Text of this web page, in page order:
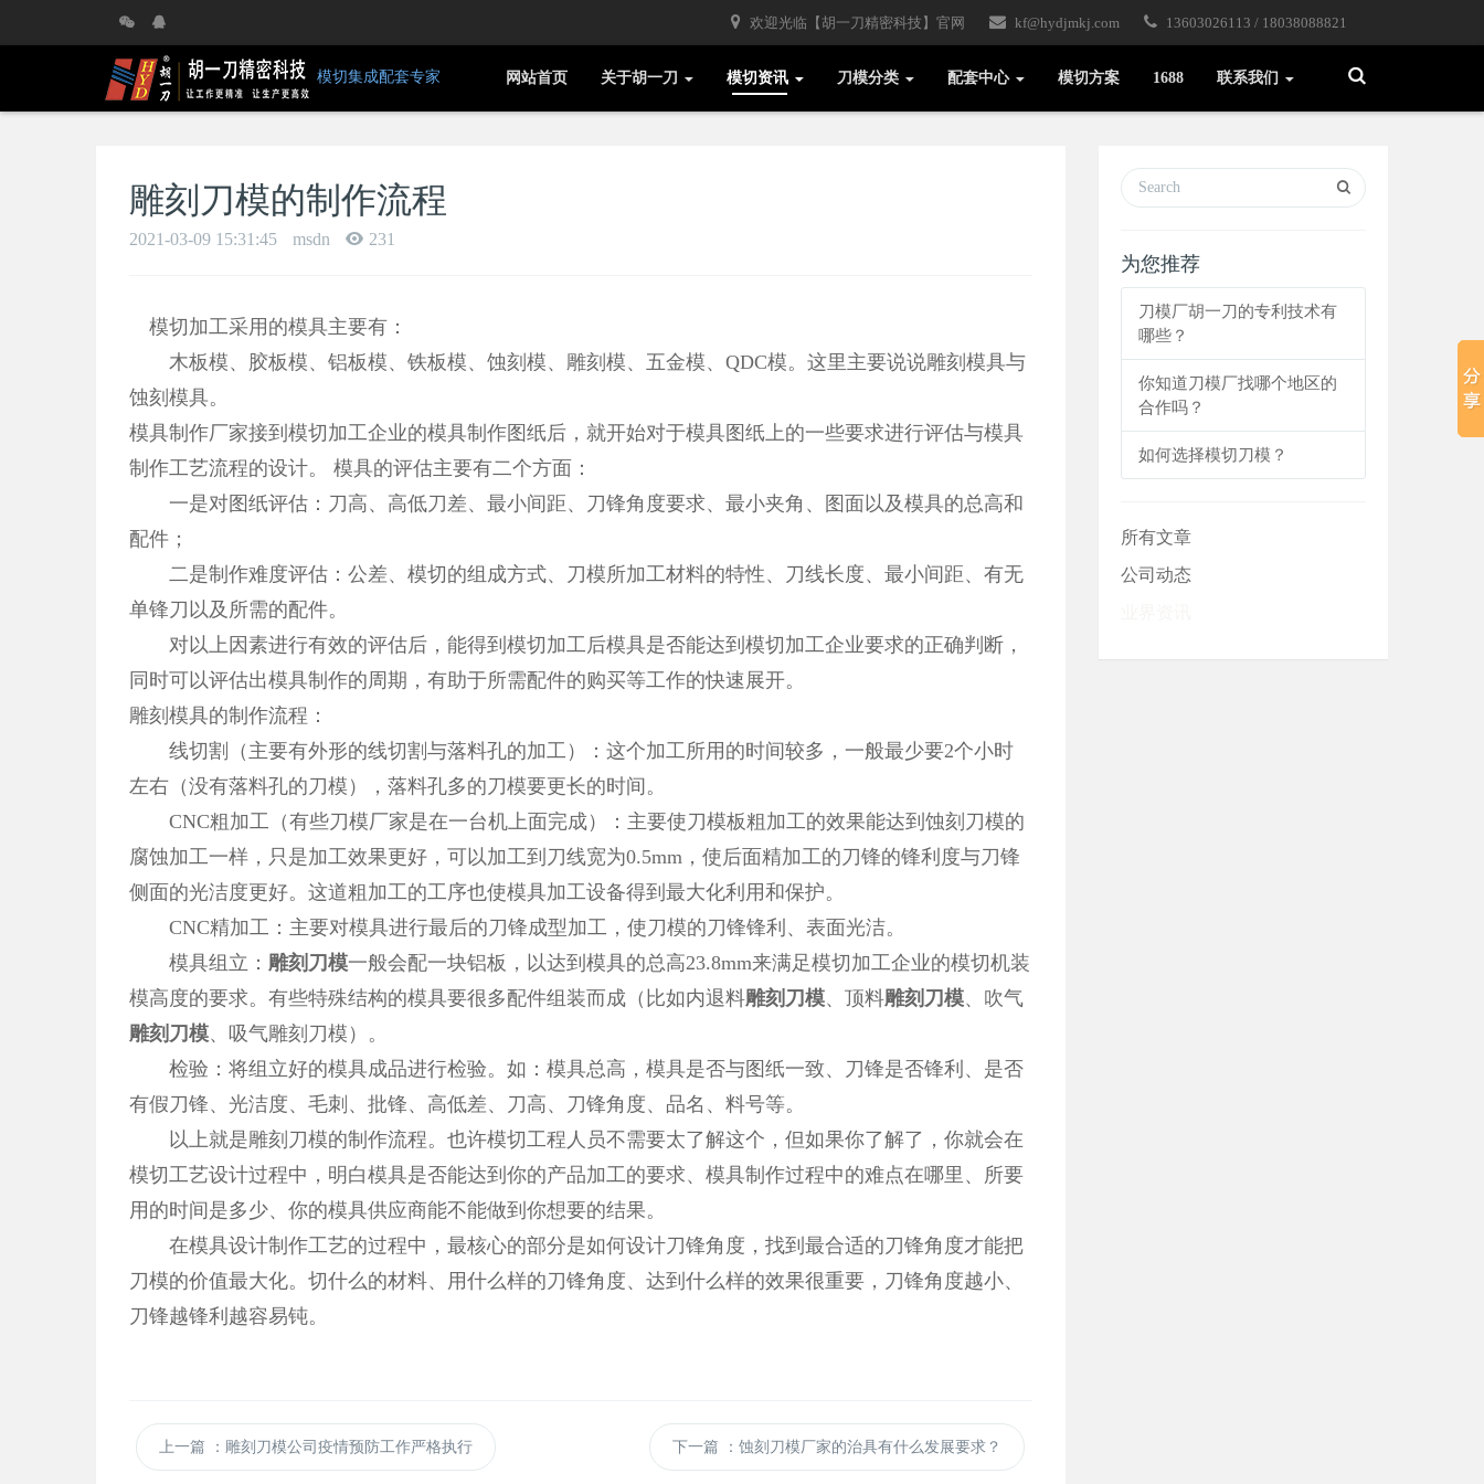
欢迎光临【胡一刀精密科技】官网 kf@hydjmkj.com 13603026113 / 18038088821
模切集成配套专家 Toggle
Search
网站首页 关于胡一刀 模切资讯 刀模分类 配套中心 模切方案 1688 联系我们
雕刻刀模的制作流程
2021-03-09 15:31:45 msdn 231
模切加工采用的模具主要有：
木板模、胶板模、铝板模、铁板模、蚀刻模、雕刻模、五金模、QDC模。这里主要说说雕刻模具与
蚀刻模具。
模具制作厂家接到模切加工企业的模具制作图纸后，就开始对于模具图纸上的一些要求进行评估与模具
制作工艺流程的设计。 模具的评估主要有二个方面：
一是对图纸评估：刀高、高低刀差、最小间距、刀锋角度要求、最小夹角、图面以及模具的总高和
配件；
二是制作难度评估：公差、模切的组成方式、刀模所加工材料的特性、刀线长度、最小间距、有无
单锋刀以及所需的配件。
对以上因素进行有效的评估后，能得到模切加工后模具是否能达到模切加工企业要求的正确判断，
同时可以评估出模具制作的周期，有助于所需配件的购买等工作的快速展开。
雕刻模具的制作流程：
线切割（主要有外形的线切割与落料孔的加工）：这个加工所用的时间较多，一般最少要2个小时
左右（没有落料孔的刀模），落料孔多的刀模要更长的时间。
CNC粗加工（有些刀模厂家是在一台机上面完成）：主要使刀模板粗加工的效果能达到蚀刻刀模的
腐蚀加工一样，只是加工效果更好，可以加工到刀线宽为0.5mm，使后面精加工的刀锋的锋利度与刀锋
侧面的光洁度更好。这道粗加工的工序也使模具加工设备得到最大化利用和保护。
CNC精加工：主要对模具进行最后的刀锋成型加工，使刀模的刀锋锋利、表面光洁。
模具组立： 雕刻刀模一般会配一块铝板，以达到模具的总高23.8mm来满足模切加工企业的模切机装
模高度的要求。有些特殊结构的模具要很多配件组装而成（比如内退料雕刻刀模、顶料雕刻刀模、吹气
雕刻刀模、吸气雕刻刀模）。
检验：将组立好的模具成品进行检验。如：模具总高，模具是否与图纸一致、刀锋是否锋利、是否
有假刀锋、光洁度、毛刺、批锋、高低差、刀高、刀锋角度、品名、料号等。
以上就是雕刻刀模的制作流程。也许模切工程人员不需要太了解这个，但如果你了解了，你就会在
模切工艺设计过程中，明白模具是否能达到你的产品加工的要求、模具制作过程中的难点在哪里、所要
用的时间是多少、你的模具供应商能不能做到你想要的结果。
在模具设计制作工艺的过程中，最核心的部分是如何设计刀锋角度，找到最合适的刀锋角度才能把
刀模的价值最大化。切什么的材料、用什么样的刀锋角度、达到什么样的效果很重要，刀锋角度越小、
刀锋越锋利越容易钝。
上一篇 ：雕刻刀模公司疫情预防工作严格执行 下一篇 ：蚀刻刀模厂家的治具有什么发展要求？
为您推荐
刀模厂胡一刀的专利技术有
哪些？
你知道刀模厂找哪个地区的
合作吗？
如何选择模切刀模？
所有文章
公司动态